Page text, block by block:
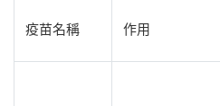
疫苗名稱 作用